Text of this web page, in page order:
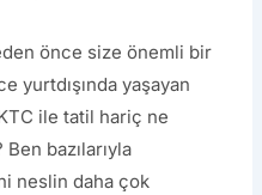
önce size önemli bir
yurtdışında yaşayan
ile tatil hariç ne
bazılarıyla
neslin daha çok